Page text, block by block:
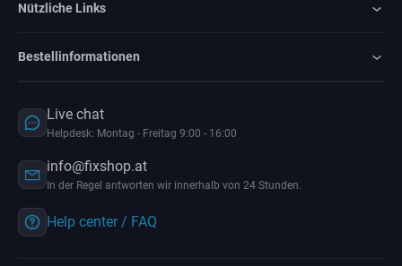
Nützliche Links
Bestellinformationen
Live chat
Helpdesk: Montag - Freitag 9:00 - 16:00
info@fixshop.at
In der Regel antworten wir innerhalb von 24 Stunden.
Help center / FAQ